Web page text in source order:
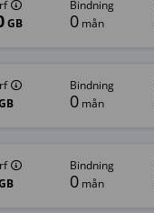
GB
bindning
0 mån
bindning
0 mån
bindning
0 mån